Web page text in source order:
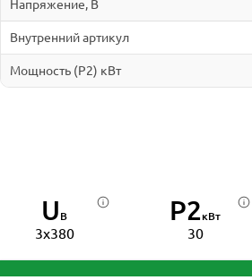
Напряжение, В
Внутренний артикул
Мощность (P2) кВт
U В
3x380
P2кВт
30